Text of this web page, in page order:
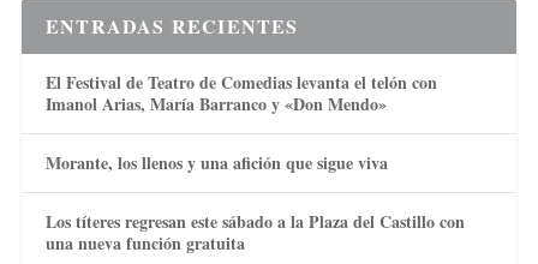
ENTRADAS RECIENTES
El Festival de Teatro de Comedias levanta el telón con
Imanol Arias, María Barranco y «Don Mendo»
Morante, los llenos y una afición que sigue viva
Los títeres regresan este sábado a la Plaza del Castillo con
una nueva función gratuita